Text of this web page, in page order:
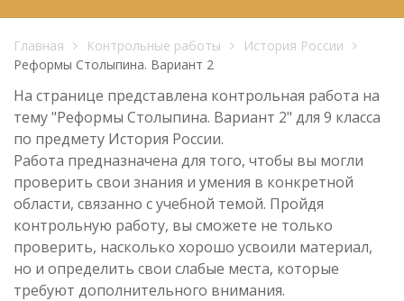
Главная Контрольные работы
История России
Реформы Столыпина. Вариант 2
На странице представлена контрольная работа на
тему "Реформы Столыпина. Вариант 2" для 9 класса
по предмету История России.
Работа предназначена для того, чтобы вы могли
проверить свои знания и умения в конкретной
области, связанно с учебной темой. Пройдя
контрольную работу, вы сможете не только
проверить, насколько хорошо усвоили материал,
но и определить свои слабые места, которые
требуют дополнительного внимания.